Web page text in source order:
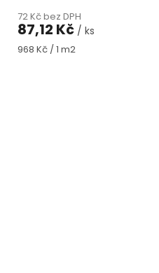
72 Kč bez DPH
87,12 Kč / ks
Měrná
968 Kč / 1 m2